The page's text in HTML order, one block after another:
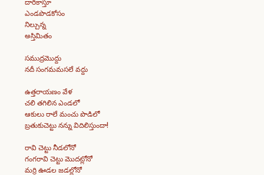
దారికాస్తూ
ఎండపొడకోసం
నిల్చున్న
అస్తిమితం
సముద్రమొద్దు
నదీ సంగమమసలే వద్దు
ఉత్తరాయణం వేళ
చలి తగిలిన ఎండలో
ఆకులు రాలే మంచు పొడిలో
బ్రతుకుచెట్టు నన్ను విదిలిస్తుందా!
రావి చెట్టు నీడలోనో
గంగరావి చెట్టు మొదట్లోనో
మర్రి ఊడల జడల్లోనో